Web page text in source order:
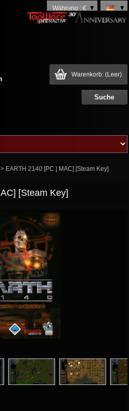
Währung : €
Warenkorb: (Leer)
> EARTH 2140 [PC | MAC] [Steam Key]
[Steam Key]